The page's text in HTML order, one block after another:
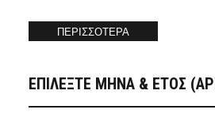
ΠΕΡΙΣΣΟΤΕΡΑ
ΕΠΙΛΕΞΤΕ ΜΗΝΑ & ΕΤΟΣ